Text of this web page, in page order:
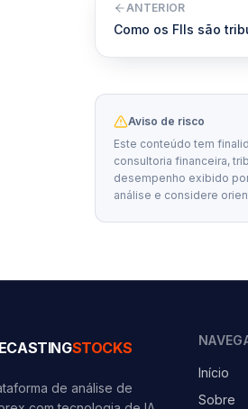
ANTERIOR
Como os FIIs são
Aviso de risco
Este conteúdo tem
consultoria financeira,
desempenho exibido
análise e considere
STOCKS
de análise de
Início
Sobre